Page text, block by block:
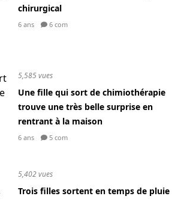
chirurgical
6 ans 6 com
5,585 vues
Une fille qui sort de chimiothérapie
trouve une très belle surprise en
rentrant à la maison
6 ans 5 com
5,402 vues
Trois filles sortent en temps de pluie